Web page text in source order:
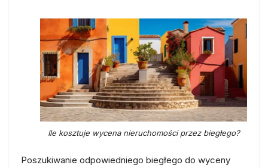
Ile kosztuje wycena nieruchomości przez biegłego?
Poszukiwanie odpowiedniego biegłego do wyceny